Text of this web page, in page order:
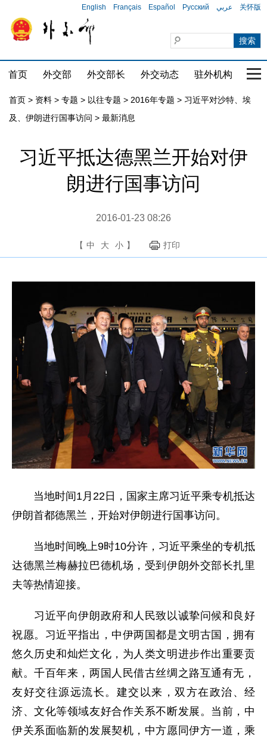
English Français Español Русский عربي 关怀版
首页 外交部 外交部长 外交动态 驻外机构 国
首页 > 资料 > 专题 > 以往专题 > 2016年专题 > 习近平对沙特、埃
及、伊朗进行国事访问 > 最新消息
习近平抵达德黑兰开始对伊
朗进行国事访问
2016-01-23 08:26
【 中 大 小 】 打印
当地时间1月22日，国家主席习近平乘专机抵达
伊朗首都德黑兰，开始对伊朗进行国事访问。
当地时间晚上9时10分许，习近平乘坐的专机抵
达德黑兰梅赫拉巴德机场，受到伊朗外交部长扎里
夫等热情迎接。
习近平向伊朗政府和人民致以诚挚问候和良好
祝愿。习近平指出，中伊两国都是文明古国，拥有
悠久历史和灿烂文化，为人类文明进步作出重要贡
献。千百年来，两国人民借古丝绸之路互通有无，
友好交往源远流长。建交以来，双方在政治、经
济、文化等领域友好合作关系不断发展。当前，中
伊关系面临新的发展契机，中方愿同伊方一道，乘